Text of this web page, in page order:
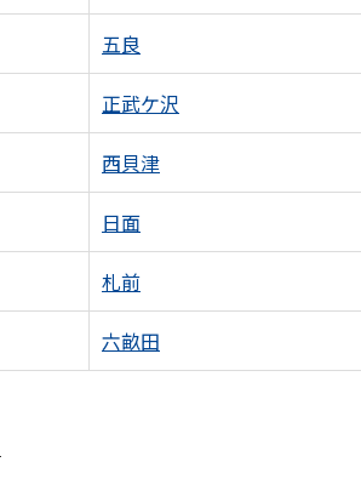
五良
正武ケ沢
西貝津
日面
札前
六畝田